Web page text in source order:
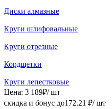
Диски алмазные
Круги шлифовальные
Круги отрезные
Кордщетки
Круги лепестковые
Цена: 3 189₽/ шт
скидка и бонус до172.21 ₽/ шт